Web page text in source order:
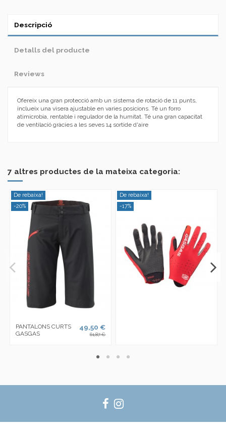
Descripció
Detalls del producte
Reviews
Ofereix una gran protecció amb un sistema de rotació de 11 punts,
inclueix una visera ajustable en varies posicions. Té un forro
atimicrobia, rentable i regulador de la humitat. Té una gran capacitat
de ventilació gràcies a les seves 14 sortide d'aire
Marca
7 altres productes de la mateixa categoria:
De rebaixa!
-20%
PANTALONS CURTS
GASGAS
49,50 €
61,87 €
De rebaixa!
-17%